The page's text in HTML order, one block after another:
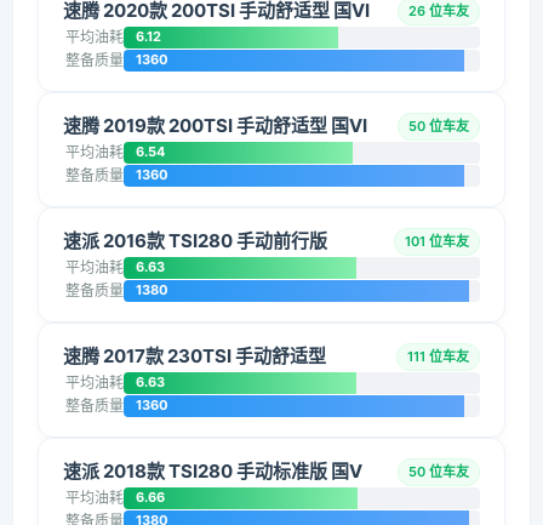
速腾 2020款 200TSI 手动舒适型 国VI 26 位车友
平均油耗 6.12
整备质量 1360
速腾 2019款 200TSI 手动舒适型 国VI 50 位车友
平均油耗 6.54
整备质量 1360
速派 2016款 TSI280 手动前行版 101 位车友
平均油耗 6.63
整备质量 1380
速腾 2017款 230TSI 手动舒适型 111 位车友
平均油耗 6.63
整备质量 1360
速派 2018款 TSI280 手动标准版 国V 50 位车友
平均油耗 6.66
整备质量 1380